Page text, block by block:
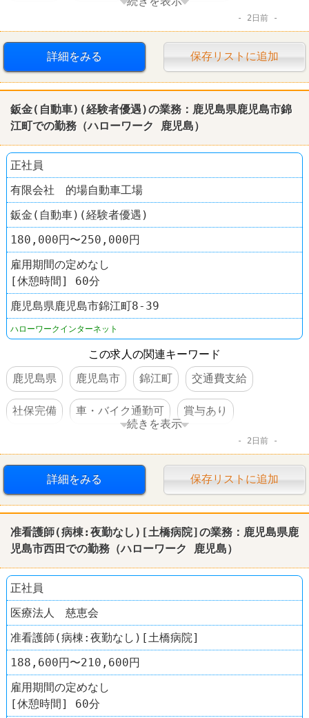
2日前
詳細をみる 保存リストに追加
鈑金(自動車)(経験者優遇)の業務： 鹿児島県鹿児島市錦
江町での勤務（ハローワーク 鹿児島）
正社員
有限会社 的場自動車工場
鈑金(自動車)(経験者優遇)
180,000円〜250,000円
雇用期間の定めなし
[休憩時間] 60分
鹿児島県鹿児島市錦江町8-39
ハローワークインターネット
この求人の関連キーワード
鹿児島県
鹿児島市 錦江町 交通費支給
社保完備 車・バイク通勤可 賞与あり
続きを表示
2日前
詳細をみる 保存リストに追加
准看護師(病棟:夜勤なし)[土橋病院]の業務： 鹿児島県鹿
児島市西田での勤務（ハローワーク 鹿児島）
正社員
医療法人 慈恵会
准看護師(病棟:夜勤なし)[土橋病院]
188,600円〜210,600円
雇用期間の定めなし
[休憩時間] 60分